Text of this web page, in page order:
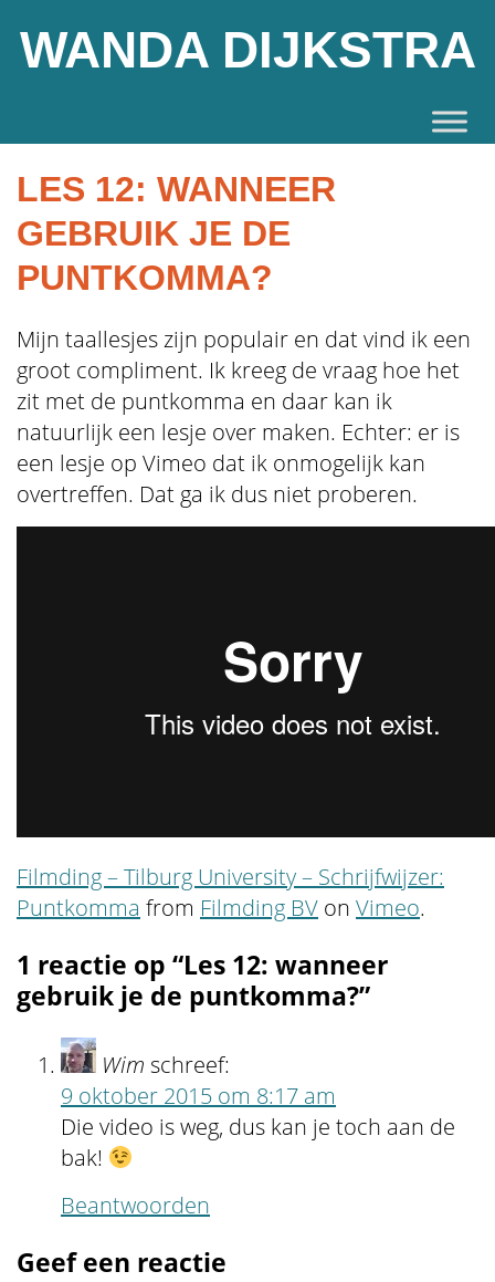
WANDA DIJKSTRA
LES 12: WANNEER
GEBRUIK JE DE
PUNTKOMMA?
Mijn taallesjes zijn populair en dat vind ik een
groot compliment. Ik kreeg de vraag hoe het
zit met de puntkomma en daar kan ik
natuurlijk een lesje over maken. Echter: er is
een lesje op Vimeo dat ik onmogelijk kan
overtreffen. Dat ga ik dus niet proberen.
Filmding – Tilburg University – Schrijfwijzer:
Puntkomma from Filmding BV on Vimeo.
1 reactie op “Les 12: wanneer
gebruik je de puntkomma?”
Wim schreef:
9 oktober 2015 om 8:17 am
Die video is weg, dus kan je toch aan de
bak!
Beantwoorden
Geef een reactie